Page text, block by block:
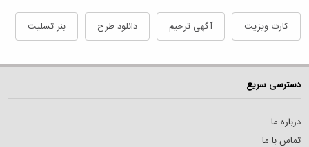
کارت ویزیت آگهی ترحیم دانلود طرح بنر تسلیت
دسترسی سریع
درباره ما
تماس با ما